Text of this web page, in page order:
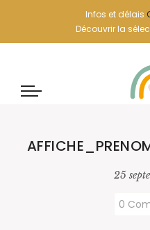
Infos et délais
Découvrir la
25
0